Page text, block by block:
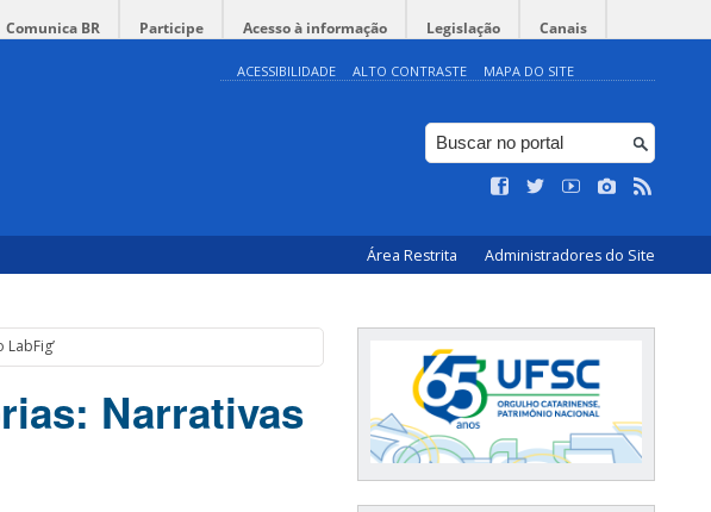
Comunica BR Participe Acesso à informação Legislação Canais
ACESSIBILIDADE ALTO CONTRASTE MAPA DO SITE
Área Restrita Administradores do Site
Narrativas